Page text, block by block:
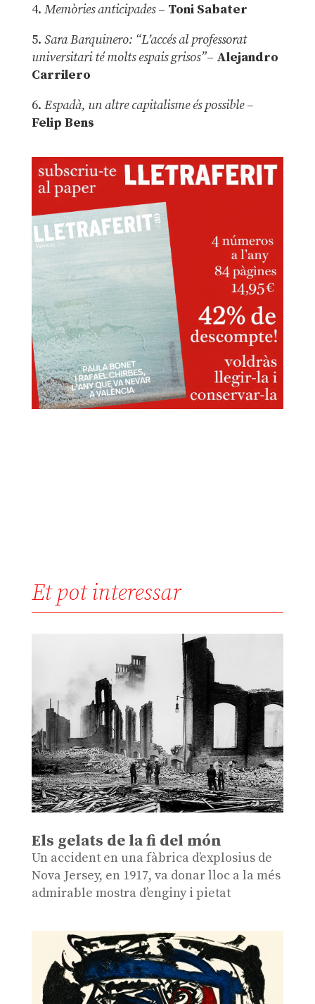
4. Memòries anticipades– Toni Sabater
5. Sara Barquinero: “L’accés al professorat
universitari té molts espais grisos”– Alejandro
Carrilero
6. Espadà, un altre capitalisme és possible –
Felip Bens
Et pot interessar
Els gelats de la fi del món
Un accident en una fàbrica d’explosius de
Nova Jersey, en 1917, va donar lloc a la més
admirable mostra d’enginy i pietat